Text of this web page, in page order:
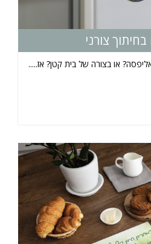
צורני
או בצורה של בית קטן? אז.....